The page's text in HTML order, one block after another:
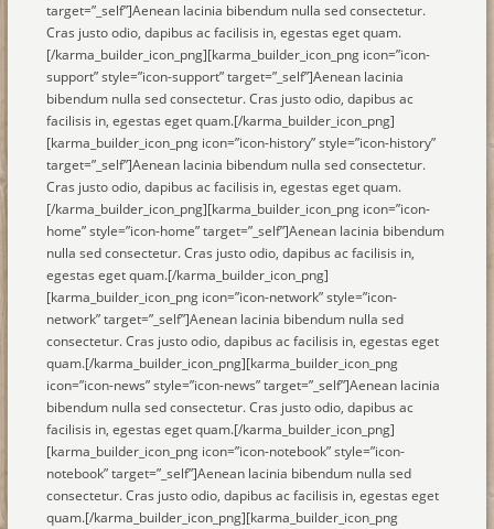
target=”_self”]Aenean lacinia bibendum nulla sed consectetur.
Cras justo odio, dapibus ac facilisis in, egestas eget quam.
[/karma_builder_icon_png][karma_builder_icon_png icon=”icon-
support” style=”icon-support” target=”_self”]Aenean lacinia
bibendum nulla sed consectetur. Cras justo odio, dapibus ac
facilisis in, egestas eget quam.[/karma_builder_icon_png]
[karma_builder_icon_png icon=”icon-history” style=”icon-history”
target=”_self”]Aenean lacinia bibendum nulla sed consectetur.
Cras justo odio, dapibus ac facilisis in, egestas eget quam.
[/karma_builder_icon_png][karma_builder_icon_png icon=”icon-
home” style=”icon-home” target=”_self”]Aenean lacinia bibendum
nulla sed consectetur. Cras justo odio, dapibus ac facilisis in,
egestas eget quam.[/karma_builder_icon_png]
[karma_builder_icon_png icon=”icon-network” style=”icon-
network” target=”_self”]Aenean lacinia bibendum nulla sed
consectetur. Cras justo odio, dapibus ac facilisis in, egestas eget
quam.[/karma_builder_icon_png][karma_builder_icon_png
icon=”icon-news” style=”icon-news” target=”_self”]Aenean lacinia
bibendum nulla sed consectetur. Cras justo odio, dapibus ac
facilisis in, egestas eget quam.[/karma_builder_icon_png]
[karma_builder_icon_png icon=”icon-notebook” style=”icon-
notebook” target=”_self”]Aenean lacinia bibendum nulla sed
consectetur. Cras justo odio, dapibus ac facilisis in, egestas eget
quam.[/karma_builder_icon_png][karma_builder_icon_png